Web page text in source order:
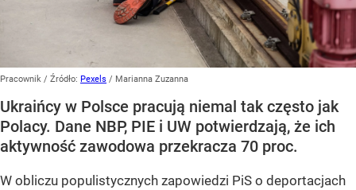
Pracownik / Źródło: Pexels / Marianna Zuzanna
Ukraińcy w Polsce pracują niemal tak często jak
Polacy. Dane NBP, PIE i UW potwierdzają, że ich
aktywność zawodowa przekracza 70 proc.
W obliczu populistycznych zapowiedzi PiS o deportacjach